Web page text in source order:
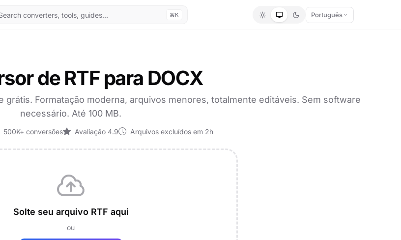
⌘K Português
de RTF para DOCX
grátis. Formatação moderna, arquivos menores, totalmente editáveis. Sem software
necessário. Até 100 MB.
500K+ conversões Avaliação 4.9 Arquivos excluídos em 2h
Solte seu arquivo RTF aqui
ou